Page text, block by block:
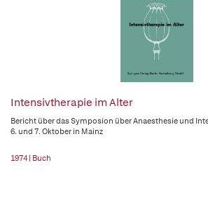
Intensivtherapie im Alter
Bericht über das Symposion über Anaesthesie und
6. und 7. Oktober in Mainz
1974 | Buch